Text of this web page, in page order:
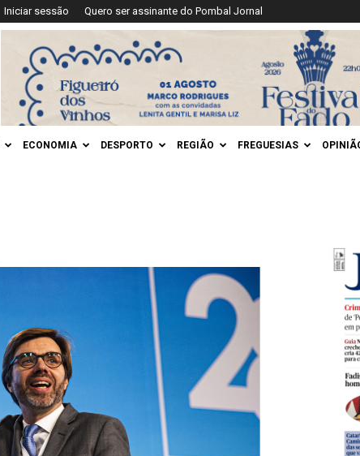
Iniciar sessão Quero ser assinante do Pombal Jornal
ECONOMIA DESPORTO REGIÃO FREGUESIAS